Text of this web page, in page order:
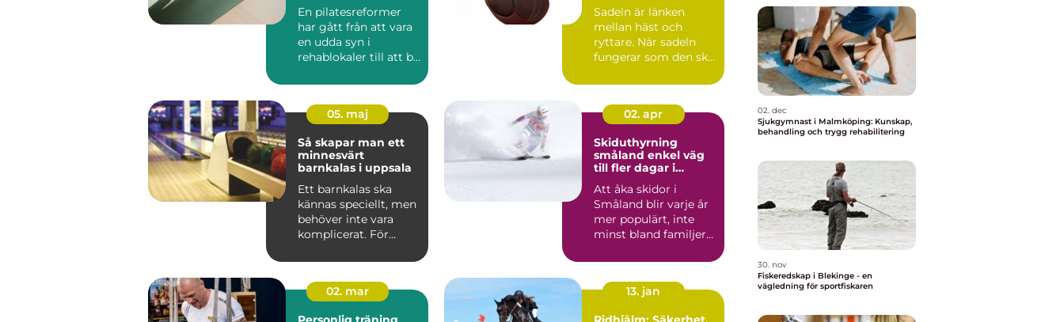
En pilatesreformer
har gått från att vara
en udda syn i
rehablokaler till att bli
Sadeln är länken
mellan häst och
ryttare. När sadeln
fungerar som den ska
varje ...
05. maj
Så skapar man ett
minnesvärt
barnkalas i uppsala
Ett barnkalas ska
kännas speciellt, men
behöver inte vara
komplicerat. För
Uppsala ...
02. apr
Skiduthyrning
småland enkel väg
till fler dagar i
Att åka skidor i
Småland blir varje år
mer populärt, inte
minst bland familjer
ko...
02. mar
13. jan
02. dec
Sjukgymnast i Malmköping: Kunskap,
behandling och trygg rehabilitering
30. nov
Fiskeredskap i Blekinge - en
vägledning för sportfiskaren